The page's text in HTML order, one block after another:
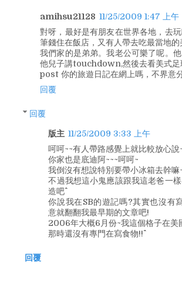
amihsu21128 11/25/2009 1:47 上午
對呀，最好是有朋友在世界各地，去
筆錢住在飯店，又有人帶去吃最當地的
我們家的是弟弟。我老公可樂了呢。
他兒子講touchdown,然後去看美式足
post 你的旅遊日記在網上嗎，不界意
回覆
回覆
版主 11/25/2009 3:33 上午
呵呵~~有人帶路感覺上就比較放心說
你家也是底迪阿~~~呵呵~
我倒沒有想說特別要帶小冰箱去幹嘛
不過我想這小鬼應該跟我這老爸一
造吧^^
你說我在SB的遊記嗎?其實也沒有
意就翻翻我最早期的文章吧!
2006年大概6月份~我這個格子在美
那時還沒有專門在寫食物!!^^
回覆